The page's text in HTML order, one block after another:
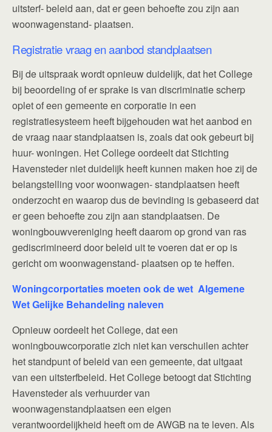
uitsterf- beleid aan, dat er geen behoefte zou zijn aan
woonwagenstand- plaatsen.
Registratie vraag en aanbod standplaatsen
Bij de uitspraak wordt opnieuw duidelijk, dat het College
bij beoordeling of er sprake is van discriminatie scherp
oplet of een gemeente en corporatie in een
registratiesysteem heeft bijgehouden wat het aanbod en
de vraag naar standplaatsen is, zoals dat ook gebeurt bij
huur- woningen. Het College oordeelt dat Stichting
Havensteder niet duidelijk heeft kunnen maken hoe zij de
belangstelling voor woonwagen- standplaatsen heeft
onderzocht en waarop dus de bevinding is gebaseerd dat
er geen behoefte zou zijn aan standplaatsen. De
woningbouwvereniging heeft daarom op grond van ras
gediscrimineerd door beleid uit te voeren dat er op is
gericht om woonwagenstand- plaatsen op te heffen.
Woningcorportaties moeten ook de wet Algemene
Wet Gelijke Behandeling naleven
Opnieuw oordeelt het College, dat een
woningbouwcorporatie zich niet kan verschuilen achter
het standpunt of beleid van een gemeente, dat uitgaat
van een uitsterfbeleid. Het College betoogt dat Stichting
Havensteder als verhuurder van
woonwagenstandplaatsen een eigen
verantwoordelijkheid heeft om de AWGB na te leven. Als